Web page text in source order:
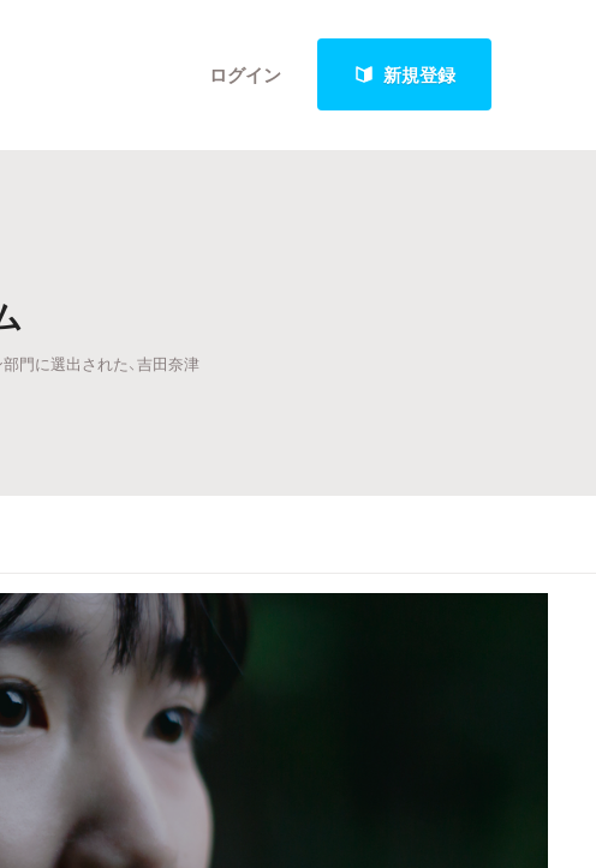
ログイン 新規登録
す 最新進捗報告から探す
門に選出された、吉田奈津